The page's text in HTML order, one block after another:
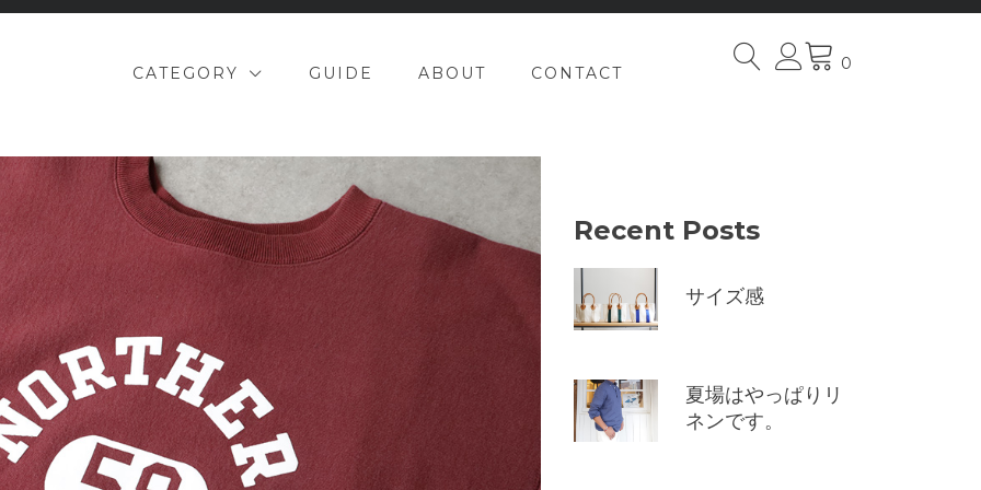
CATEGORY GUIDE ABOUT CONTACT 0
Recent Posts
サイズ感
夏場はやっぱりリ
ネンです。